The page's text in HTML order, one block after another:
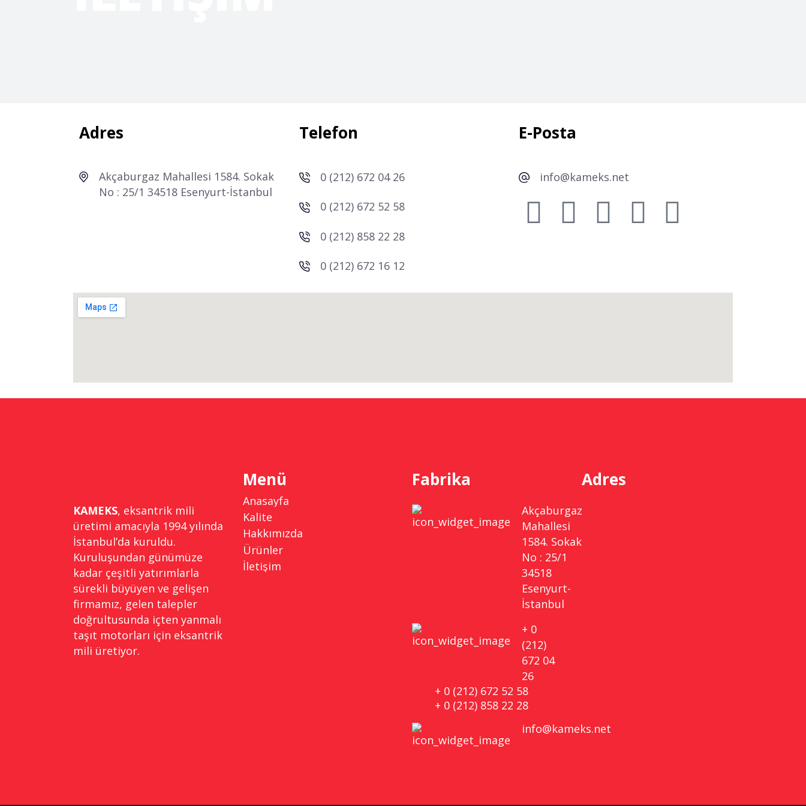
Adres
Akçaburgaz Mahallesi 1584. Sokak
No : 25/1 34518 Esenyurt-İstanbul
Telefon
0 (212) 672 04 26
0 (212) 672 52 58
0 (212) 858 22 28
0 (212) 672 16 12
E-Posta
info@kameks.net
KAMEKS, eksantrik mili
üretimi amacıyla 1994 yılında
İstanbul’da kuruldu.
Kuruluşundan günümüze
kadar çeşitli yatırımlarla
sürekli büyüyen ve gelişen
firmamız, gelen talepler
doğrultusunda içten yanmalı
taşıt motorları için eksantrik
mili üretiyor.
Menü
Anasayfa
Kalite
Hakkımızda
Ürünler
İletişim
Fabrika
Akçaburgaz
Mahallesi
1584. Sokak
No : 25/1
34518
Esenyurt-
İstanbul
+ 0
(212)
672 04
26
+ 0 (212) 672 52 58
+ 0 (212) 858 22 28
info@kameks.net
Adres